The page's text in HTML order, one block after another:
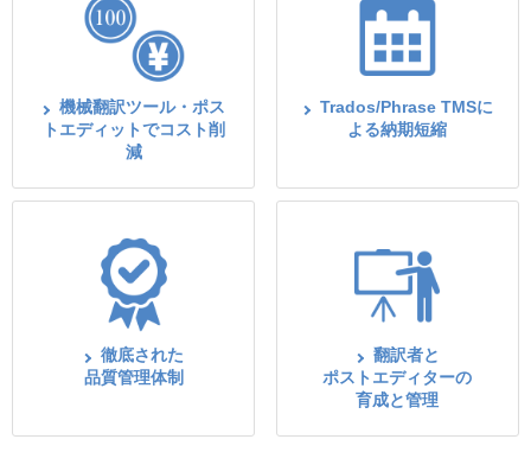
機械翻訳ツール・ポス
トエディットでコスト削
減
Trados/Phrase TMSに
よる納期短縮
徹底された
品質管理体制
翻訳者と
ポストエディターの
育成と管理